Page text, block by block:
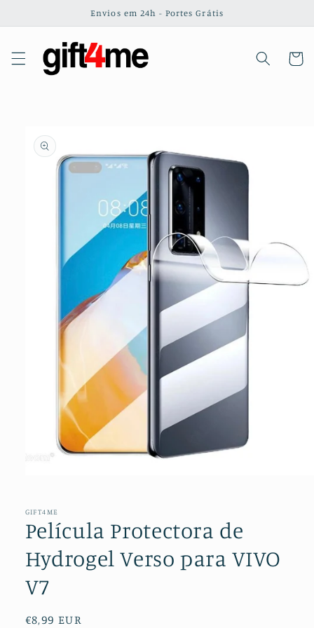
conteúdo
Envios em 24h - Portes Grátis
informação
do produto
1
modal
GIFT4ME
Película Protectora de
Hydrogel Verso para VIVO
V7
Preço
€8,99 EUR